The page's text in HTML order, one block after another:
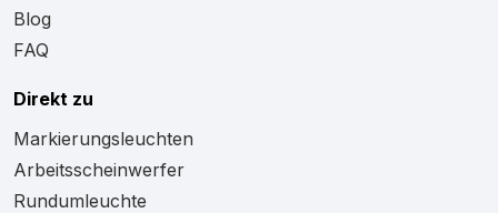
Blog
FAQ
Direkt zu
Markierungsleuchten
Arbeitsscheinwerfer
Rundumleuchte